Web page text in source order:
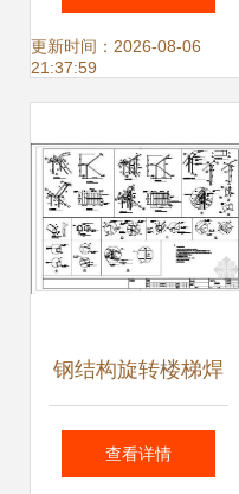
美与建筑之魂
更新时间：2026-08-06
21:37:59
钢结构旋转楼梯焊
接工艺与技术规范
查看详情